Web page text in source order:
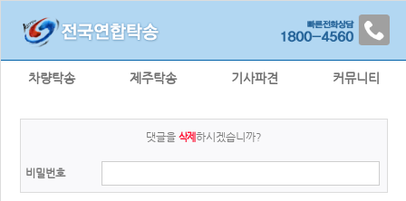
차량탁송 제주탁송 기사파견 커뮤니티
댓글을삭제 하시겠습니까?
비밀번호